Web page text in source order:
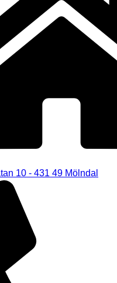
10 - 431 49 Mölndal